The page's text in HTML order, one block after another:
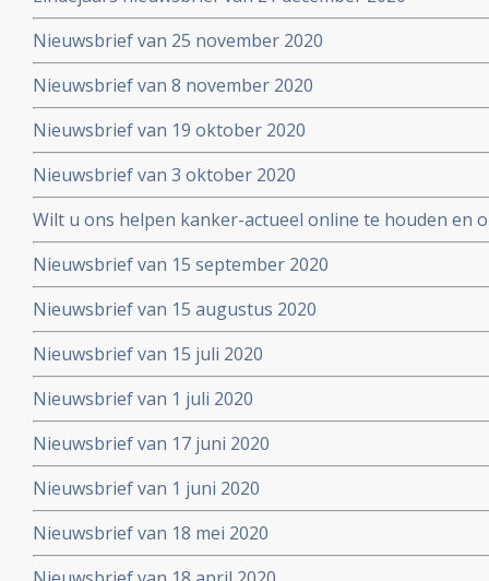
Nieuwsbrief van 25 november 2020
Nieuwsbrief van 8 november 2020
Nieuwsbrief van 19 oktober 2020
Nieuwsbrief van 3 oktober 2020
Wilt u ons helpen kanker-actueel online te houden en
extra donatie aub?
Nieuwsbrief van 15 september 2020
Nieuwsbrief van 15 augustus 2020
Nieuwsbrief van 15 juli 2020
Nieuwsbrief van 1 juli 2020
Nieuwsbrief van 17 juni 2020
Nieuwsbrief van 1 juni 2020
Nieuwsbrief van 18 mei 2020